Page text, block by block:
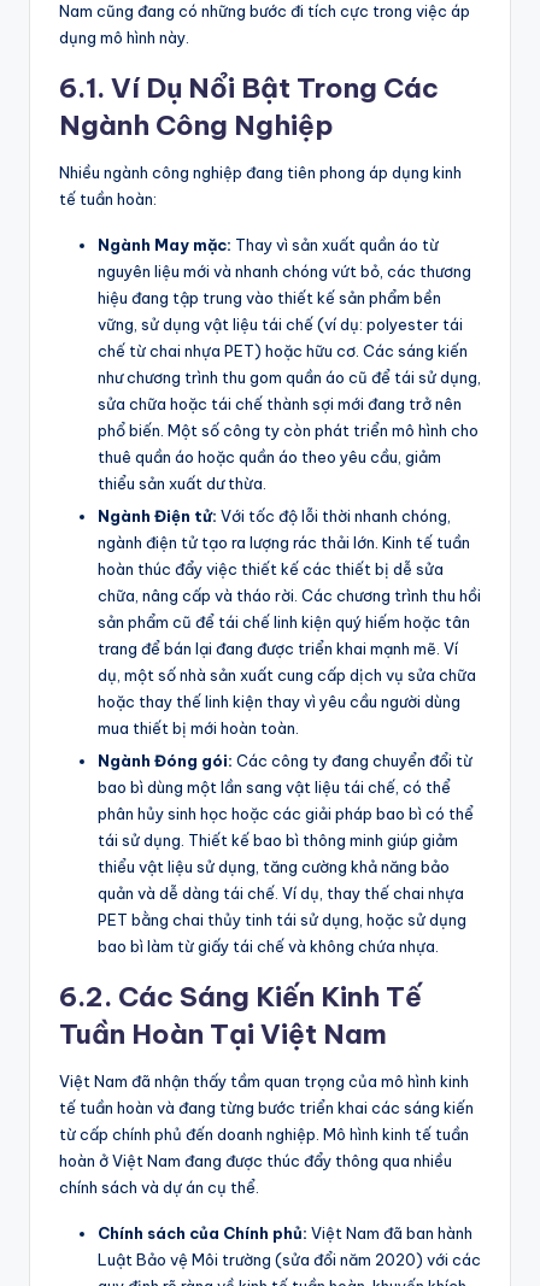
Nam cũng đang có những bước đi tích cực trong việc áp
dụng mô hình này.
6.1. Ví Dụ Nổi Bật Trong Các
Ngành Công Nghiệp
Nhiều ngành công nghiệp đang tiên phong áp dụng kinh
tế tuần hoàn:
Ngành May mặc: Thay vì sản xuất quần áo từ
nguyên liệu mới và nhanh chóng vứt bỏ, các thương
hiệu đang tập trung vào thiết kế sản phẩm bền
vững, sử dụng vật liệu tái chế (ví dụ: polyester tái
chế từ chai nhựa PET) hoặc hữu cơ. Các sáng kiến
như chương trình thu gom quần áo cũ để tái sử dụng,
sửa chữa hoặc tái chế thành sợi mới đang trở nên
phổ biến. Một số công ty còn phát triển mô hình cho
thuê quần áo hoặc quần áo theo yêu cầu, giảm
thiểu sản xuất dư thừa.
Ngành Điện tử: Với tốc độ lỗi thời nhanh chóng,
ngành điện tử tạo ra lượng rác thải lớn. Kinh tế tuần
hoàn thúc đẩy việc thiết kế các thiết bị dễ sửa
chữa, nâng cấp và tháo rời. Các chương trình thu hồi
sản phẩm cũ để tái chế linh kiện quý hiếm hoặc tân
trang để bán lại đang được triển khai mạnh mẽ. Ví
dụ, một số nhà sản xuất cung cấp dịch vụ sửa chữa
hoặc thay thế linh kiện thay vì yêu cầu người dùng
mua thiết bị mới hoàn toàn.
Ngành Đóng gói: Các công ty đang chuyển đổi từ
bao bì dùng một lần sang vật liệu tái chế, có thể
phân hủy sinh học hoặc các giải pháp bao bì có thể
tái sử dụng. Thiết kế bao bì thông minh giúp giảm
thiểu vật liệu sử dụng, tăng cường khả năng bảo
quản và dễ dàng tái chế. Ví dụ, thay thế chai nhựa
PET bằng chai thủy tinh tái sử dụng, hoặc sử dụng
bao bì làm từ giấy tái chế và không chứa nhựa.
6.2. Các Sáng Kiến Kinh Tế
Tuần Hoàn Tại Việt Nam
Việt Nam đã nhận thấy tầm quan trọng của mô hình kinh
tế tuần hoàn và đang từng bước triển khai các sáng kiến
từ cấp chính phủ đến doanh nghiệp. Mô hình kinh tế tuần
hoàn ở Việt Nam đang được thúc đẩy thông qua nhiều
chính sách và dự án cụ thể.
Chính sách của Chính phủ: Việt Nam đã ban hành
Luật Bảo vệ Môi trường (sửa đổi năm 2020) với các